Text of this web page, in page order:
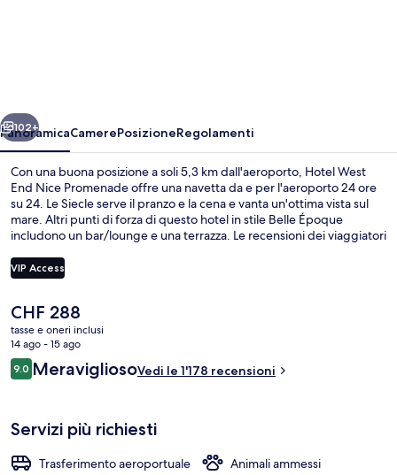
Avanti
102+
PanoramicaCamerePosizioneRegolamenti
Con una buona posizione a soli 5,3 km dall'aeroporto, Hotel West
End Nice Promenade offre una navetta da e per l'aeroporto 24 ore
su 24. Le Siecle serve il pranzo e la cena e vanta un'ottima vista sul
mare. Altri punti di forza di questo hotel in stile Belle Époque
includono un bar/lounge e una terrazza. Le recensioni dei viaggiatori
pubblici nelle vicinanze: Stazione dei tram di Alsace - Lorraine è a 8
min e Fermata del tram di Masséna a 13 min a piedi.
VIP Access
Il
prezzo
attuale
è
CHF 288
CHF 288
tasse e oneri inclusi
14 ago - 15 ago
Recensioni
9.09.0 su 10
MeravigliosoVedi le 1'178 recensioni
Servizi più richiesti
Trasferimento aeroportuale
Animali ammessi